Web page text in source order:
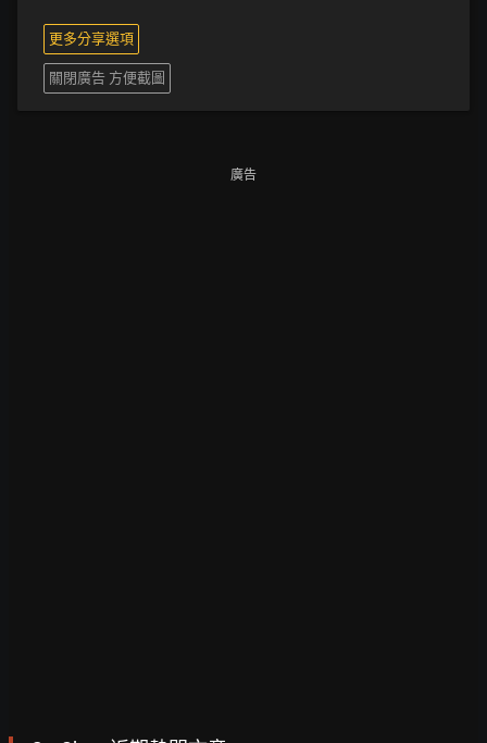
更多分享選項
關閉廣告 方便截圖
廣告